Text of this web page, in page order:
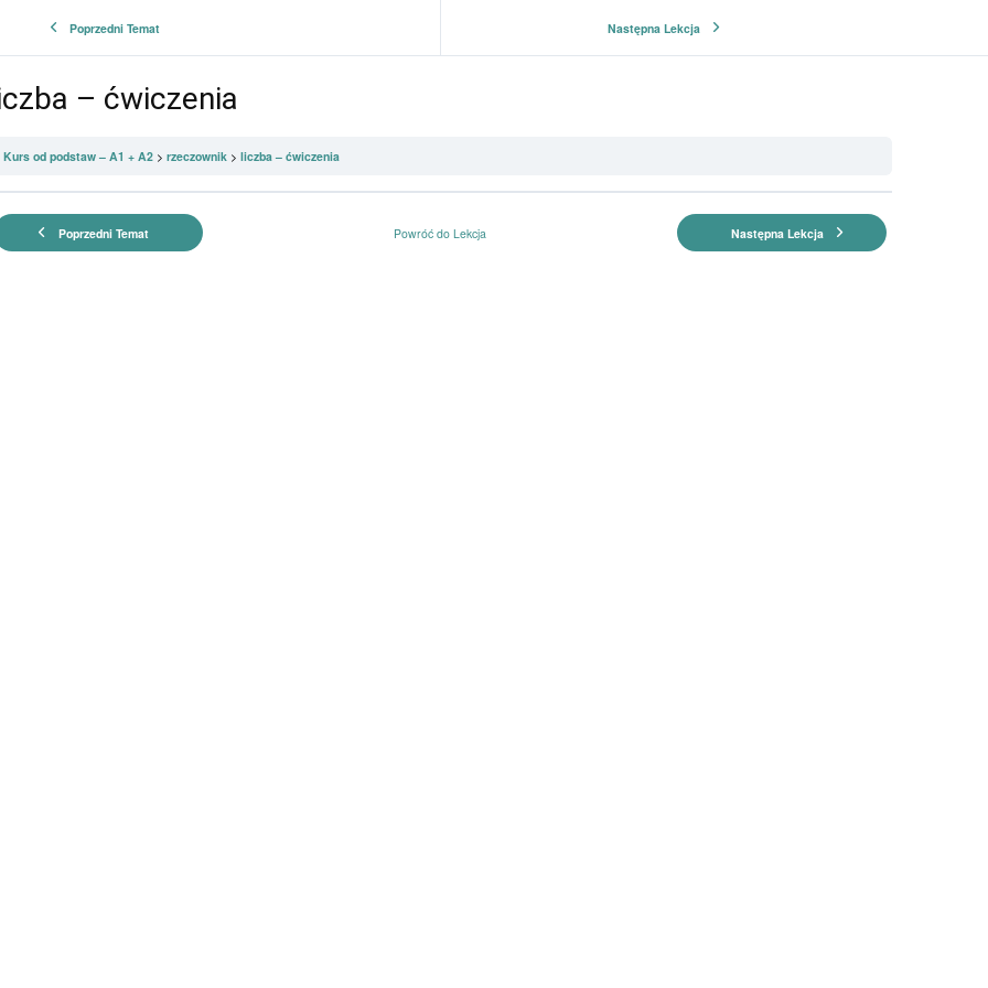
Poprzedni Temat Następna Lekcja
– ćwiczenia
Kurs od podstaw – A1 + A2 rzeczownik liczba – ćwiczenia
Poprzedni Temat Powróć do Lekcja Następna Lekcja